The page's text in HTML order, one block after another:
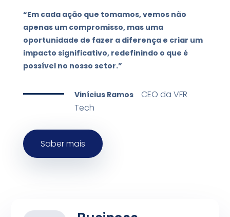
“Em cada ação que tomamos, vemos não
apenas um compromisso, mas uma
oportunidade de fazer a diferença e criar um
impacto significativo, redefinindo o que é
possível no nosso setor.”
Vinícius Ramos
CEO da VFR
Tech
Saber mais